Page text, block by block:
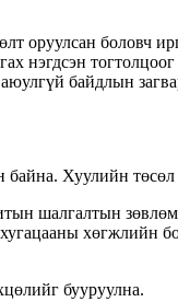
оруулсан боловч
нэгдсэн
байдлын
Хуулийн төсөл
шалгалтын
хөгжлийн
бууруулна.